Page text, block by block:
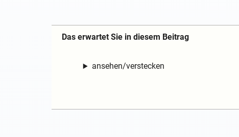
Das erwartet Sie in diesem Beitrag
ansehen/verstecken